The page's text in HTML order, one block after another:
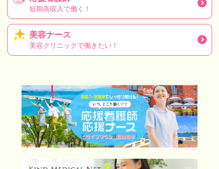
短期高収入で働く！
美容ナース
美容クリニックで働きたい！